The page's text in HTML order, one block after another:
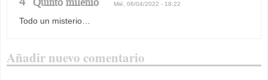
Mié, 06/04/2022 - 18:22
Todo un misterio…
Añadir nuevo comentario